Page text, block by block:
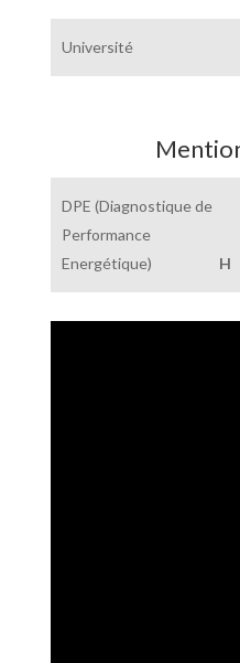
Université
DPE (Diagnostique de
Performance
Energétique)
H